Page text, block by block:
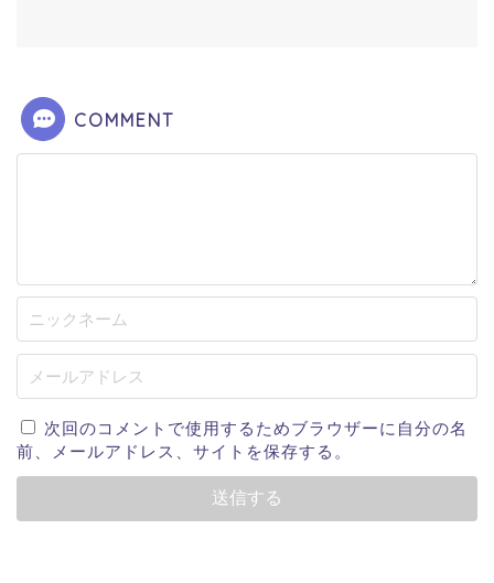
COMMENT
次回のコメントで使用するためブラウザーに自分の名
前、メールアドレス、サイトを保存する。